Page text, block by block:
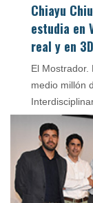
Chiayu
estudia en
real y en 3D
El Mostrador.
medio millón
Universidad
junio 7, 2018